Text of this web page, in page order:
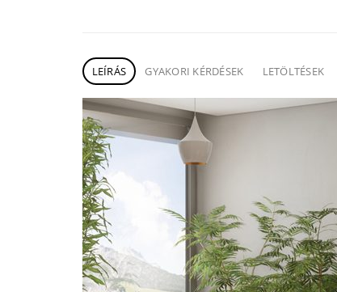
LEÍRÁS GYAKORI KÉRDÉSEK LETÖLTÉSEK